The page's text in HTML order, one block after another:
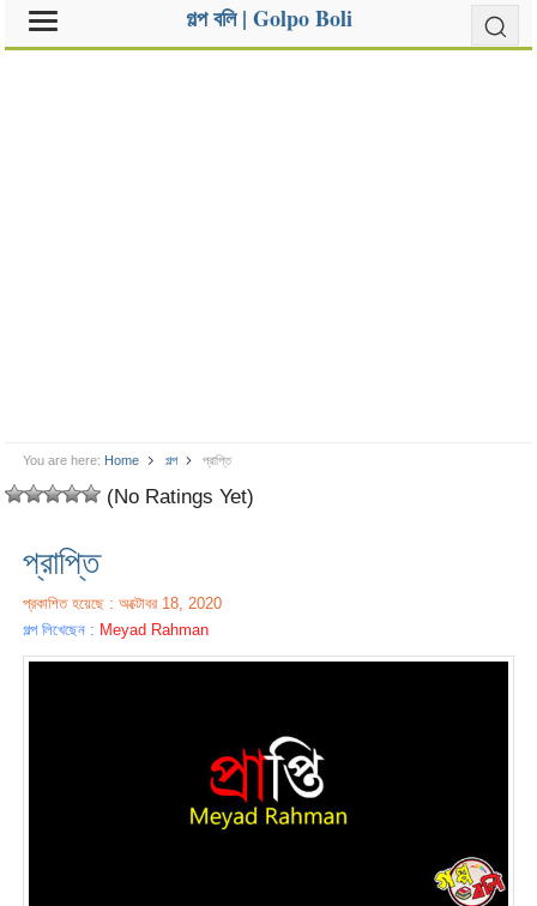
গল্প বলি | Golpo Boli
You are here: Home গল্প প্রাপ্তি
(No Ratings Yet)
প্রাপ্তি
প্রকাশিত হয়েছে : অক্টোবর 18, 2020
গল্প লিখেছেন : Meyad Rahman